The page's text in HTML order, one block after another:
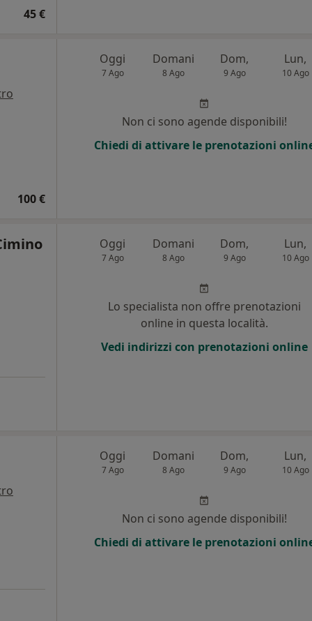
45 €
100 €
Oggi
7 Ago
Domani
8 Ago
Dom,
9 Ago
Lun,
10 Ago
Non ci sono agende disponibili!
Chiedi di attivare le prenotazioni
Oggi
7 Ago
Domani
8 Ago
Dom,
9 Ago
Lun,
10 Ago
Lo specialista non offre prenotazioni
online in questa località.
Vedi indirizzi con prenotazioni online
Oggi
7 Ago
Domani
8 Ago
Dom,
9 Ago
Lun,
10 Ago
Non ci sono agende disponibili!
Chiedi di attivare le prenotazioni